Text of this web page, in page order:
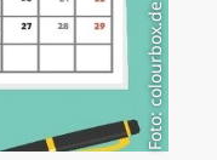
Foto: colourbox.de